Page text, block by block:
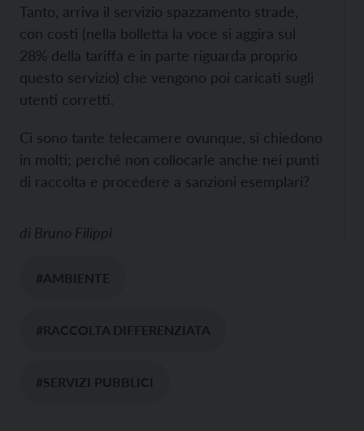
Tanto, arriva il servizio spazzamento strade,
con costi (nella bolletta la voce si aggira sul
28% della tariffa e in parte riguarda proprio
questo servizio) che vengono poi caricati sugli
utenti corretti.
Ci sono tante telecamere ovunque, si chiedono
in molti; perché non collocarle anche nei punti
di raccolta e procedere a sanzioni esemplari?
di Bruno Filippi
#AMBIENTE
#RACCOLTA DIFFERENZIATA
#SERVIZI PUBBLICI